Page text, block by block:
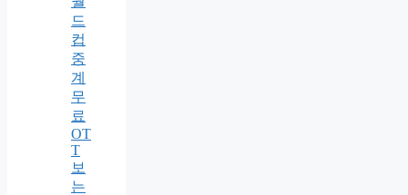
드
컵
중
계
무
료
OT
T
보
는